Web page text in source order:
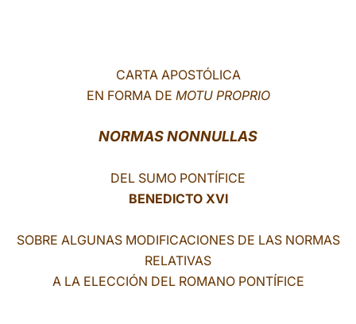
CARTA APOSTÓLICA
EN FORMA DE MOTU PROPRIO
NORMAS NONNULLAS
DEL SUMO PONTÍFICE
BENEDICTO XVI
SOBRE ALGUNAS MODIFICACIONES DE LAS NORMAS
RELATIVAS
A LA ELECCIÓN DEL ROMANO PONTÍFICE